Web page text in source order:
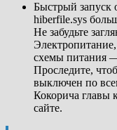
Быстрый запуск
hiberfile.sys
Не забудьте
схемы питания
Проследите,
выключен по
Кокорича главы
сайте.